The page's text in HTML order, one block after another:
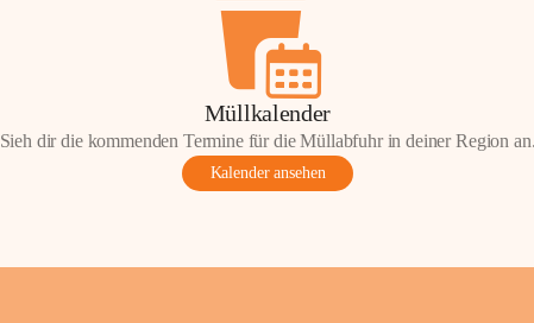
Müllkalender
Sieh dir die kommenden Termine für die Müllabfuhr in deiner Region
Kalender ansehen